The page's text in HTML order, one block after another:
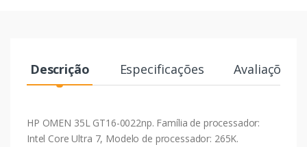
Descrição Especificações Avaliações
HP OMEN 35L GT16-0022np. Família de processador:
Intel Core Ultra 7, Modelo de processador: 265K.